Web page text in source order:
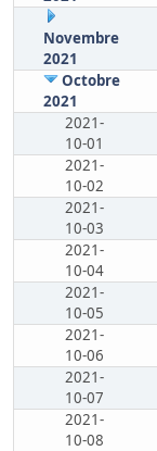
Novembre
2021
Octobre
2021
2021-
10-01
2021-
10-02
2021-
10-03
2021-
10-04
2021-
10-05
2021-
10-06
2021-
10-07
2021-
10-08